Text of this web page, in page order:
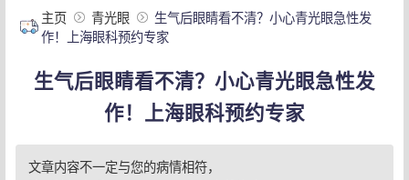
主页 青光眼
生气后眼睛看不清？小心青光眼急性发
作！上海眼科预约专家
生气后眼睛看不清？小心青光眼急性发
作！上海眼科预约专家
文章内容不一定与您的病情相符，